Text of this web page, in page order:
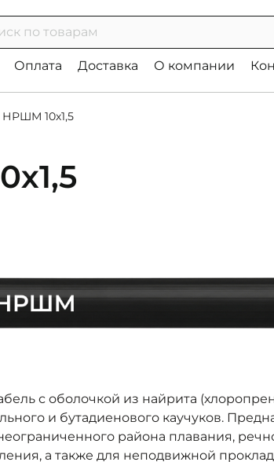
Оплата Доставка О компании
НРШМ 10х1,5
с оболочкой из найрита
и бутадиенового каучуков.
района плавания,
а также для неподвижной